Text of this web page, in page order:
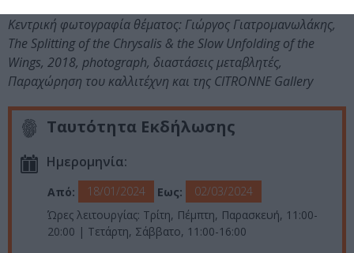
Κεντρική φωτογραφία θέματος: Γιώργος Γιατρομανωλάκης,
The Splitting of the Chrysalis & the Slow Unfolding of the
Wings, 2018, photograph, διαστάσεις μεταβλητές,
Παραχώρηση του καλλιτέχνη και της CITRONNE Gallery
Ταυτότητα Εκδήλωσης
Ημερομηνία:
Από: 18/01/2024 Εως:
02/03/2024
Ώρες λειτουργίας: Τρίτη, Πέμπτη, Παρασκευή, 11:00-
20:00 | Τετάρτη, Σάββατο, 11:00-16:00